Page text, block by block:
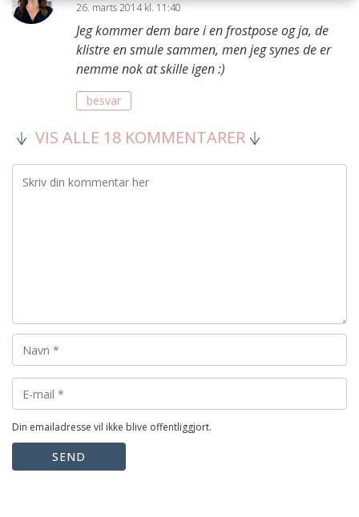
26. marts 2014 kl. 11:40
Jeg kommer dem bare i en frostpose og ja, de
klistre en smule sammen, men jeg synes de er
nemme nok at skille igen :)
besvar
VIS ALLE 18 KOMMENTARER
Din emailadresse vil ikke blive offentliggjort.
SEND